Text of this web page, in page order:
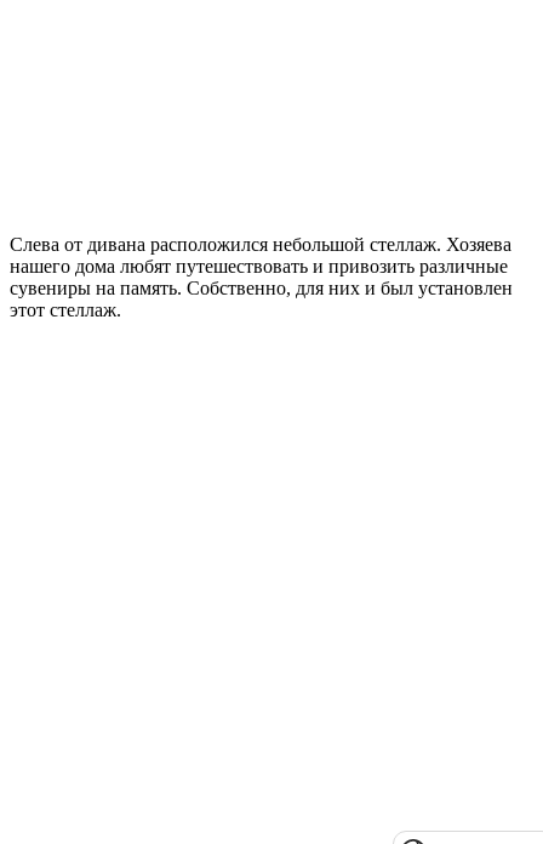
Слева от дивана расположился небольшой стеллаж. Хозяева
нашего дома любят путешествовать и привозить различные
сувениры на память. Собственно, для них и был установлен
этот стеллаж.